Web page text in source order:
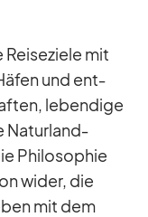
mit
und ent­
le­ben­dige
Na­tur­land­
Phi­lo­so­phie
wi­der, die
mit dem